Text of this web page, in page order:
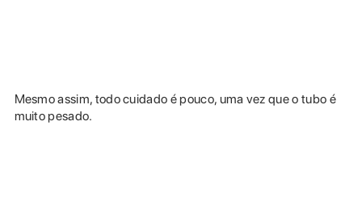
Mesmo assim, todo cuidado é pouco, uma vez que o tubo é
muito pesado.